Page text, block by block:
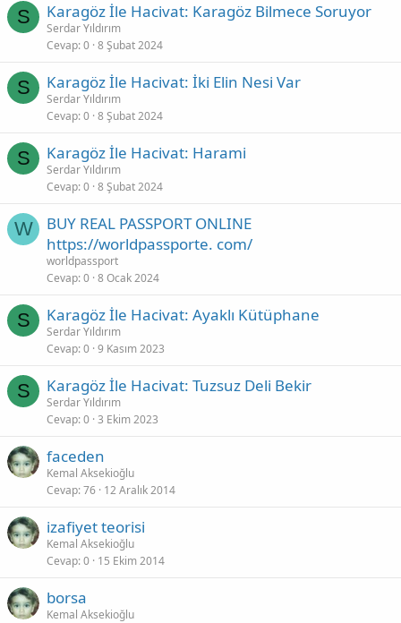
S Karagöz İle Hacivat: Karagöz Bilmece Soruyor
Serdar Yıldırım
Cevap 0 8 Şubat 2024
S Karagöz İle Hacivat: İki Elin Nesi Var
Serdar Yıldırım
Cevap 0 8 Şubat 2024
S Karagöz İle Hacivat: Harami
Serdar Yıldırım
Cevap 0 8 Şubat 2024
W
BUY REAL PASSPORT ONLINE
https://worldpassporte. com/
worldpassport
Cevap 0 8 Ocak 2024
S Karagöz İle Hacivat: Ayaklı Kütüphane
Serdar Yıldırım
Cevap 0 9 Kasım 2023
S Karagöz İle Hacivat: Tuzsuz Deli Bekir
Serdar Yıldırım
Cevap 0 3 Ekim 2023
faceden
Kemal Aksekioğlu
Cevap 76 12 Aralık 2014
izafiyet teorisi
Kemal Aksekioğlu
Cevap 0 15 Ekim 2014
borsa
Kemal Aksekioğlu